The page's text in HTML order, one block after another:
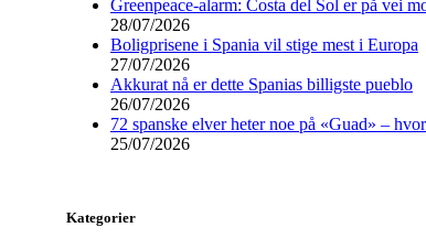
Greenpeace-alarm: Costa del Sol er på vei
28/07/2026
Boligprisene i Spania vil stige mest i Europa
27/07/2026
Akkurat nå er dette Spanias billigste pueblo
26/07/2026
72 spanske elver heter noe på «Guad» –
25/07/2026
Kategorier